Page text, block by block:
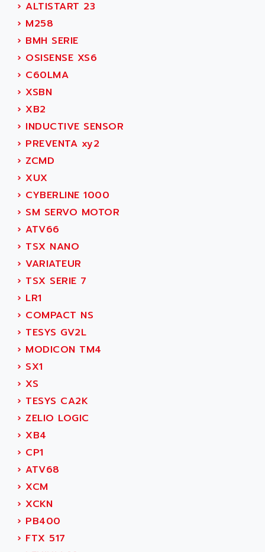
KVR
TVD
SERVO DRIVE
AC MAINSPINDLE
KDA
KDS
BUM
BUS
DIAX 04
DIAX 4
cms3
CMS
PARVEX
AMS
R6TXB
MOVIDYN
LEXIUM
SERVVODYN
SERVODYN
MDLA
MDLS
PLS514
PLS510
PLS508
SERVOSTAR
AC FEED MOTOR
ADAM
ADAMCZEWSKI
ADAMEL
ADANI PSC
ADAPTATER
ADAPTATIVE
ADAPTORR
ADAS
ADC AUTOMATICA
ADDA
ADDER
ADDI DATA
ADEL SYSTEM
ADEPT
ADEPT TECHNOLOGY
ADES
ADISCOM
ADITEC
ADL
ADLINK
ADLINK TECHNOLOGY
ADN
ADN PESAGE
ADTECH POWER INC
ADV
ADVANCE
› ALTISTART 23
› M258
› BMH SERIE
› OSISENSE XS6
› C60LMA
› XSBN
› XB2
› INDUCTIVE SENSOR
› PREVENTA xy2
› ZCMD
› XUX
› CYBERLINE 1000
› SM SERVO MOTOR
› ATV66
› TSX NANO
› VARIATEUR
› TSX SERIE 7
› LR1
› COMPACT NS
› TESYS GV2L
› MODICON TM4
› SX1
› XS
› TESYS CA2K
› ZELIO LOGIC
› XB4
› CP1
› ATV68
› XCM
› XCKN
› PB400
› FTX 517